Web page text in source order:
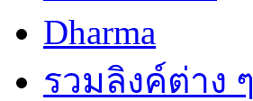
Dharma
รวมลิงค์ต่าง ๆ